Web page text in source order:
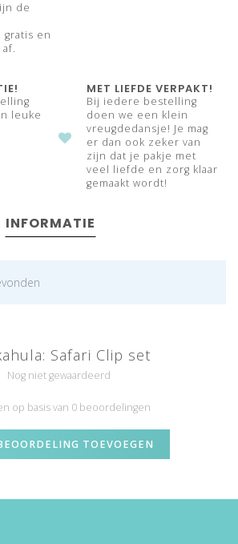
de
en
leuke
MET LIEFDE VERPAKT!
Bij iedere bestelling
doen we een klein
vreugdedansje! Je mag
er dan ook zeker van
zijn dat je pakje met
veel liefde en zorg klaar
gemaakt wordt!
INFORMATIE
Safari Clip set
Nog niet gewaardeerd
op basis van 0 beoordelingen
TOEVOEGEN